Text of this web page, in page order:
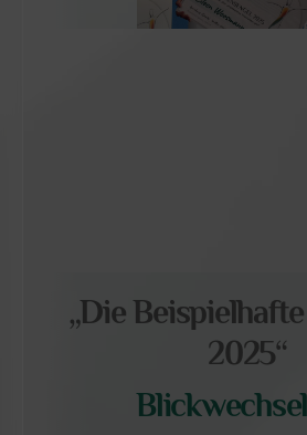
„Die
2025“